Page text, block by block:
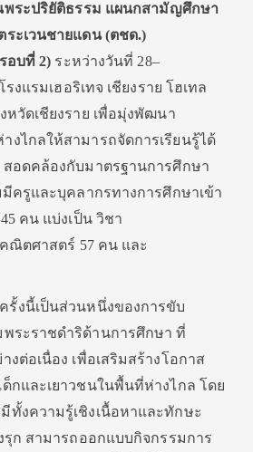
พระปริยัติธรรม แผนกสามัญศึกษา
ระเวนชายแดน (ตชด.)
อบที่ 2) ระหว่างวันที่ 28–
งแรมเฮอริเทจ เชียงราย โฮเทล
วัดเชียงราย เพื่อมุ่งพัฒนา
ไกลให้สามารถจัดการเรียนรู้ได้
อดคล้องกับมาตรฐานการศึกษา
ครูและบุคลากรทางการศึกษาเข้า
คน แบ่งเป็น วิชา
ณิตศาสตร์ 57 คน และ
ป็นส่วนหนึ่งของการขับ
พระราชดำริด้านการศึกษา ที่
งต่อเนื่อง เพื่อเสริมสร้างโอกาส
กและเยาวชนในพื้นที่ห่างไกล โดย
ทั้งความรู้เชิงเนื้อหาและทักษะ
รุก สามารถออกแบบกิจกรรมการ